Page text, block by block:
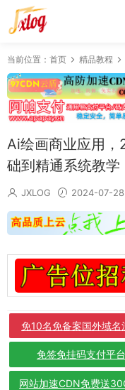
当前位置： 首页 精品教程
Ai绘画商业应用
础到精通系统教学
JXLOG 2024-07-28
免10名免备案国外域名
免签免挂码支付平台
网站加速CDN免费送